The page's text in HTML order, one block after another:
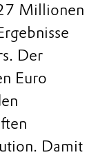
Millionen
Der
Euro
Damit